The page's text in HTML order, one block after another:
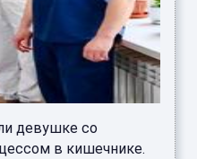
девушке со
в кишечнике.